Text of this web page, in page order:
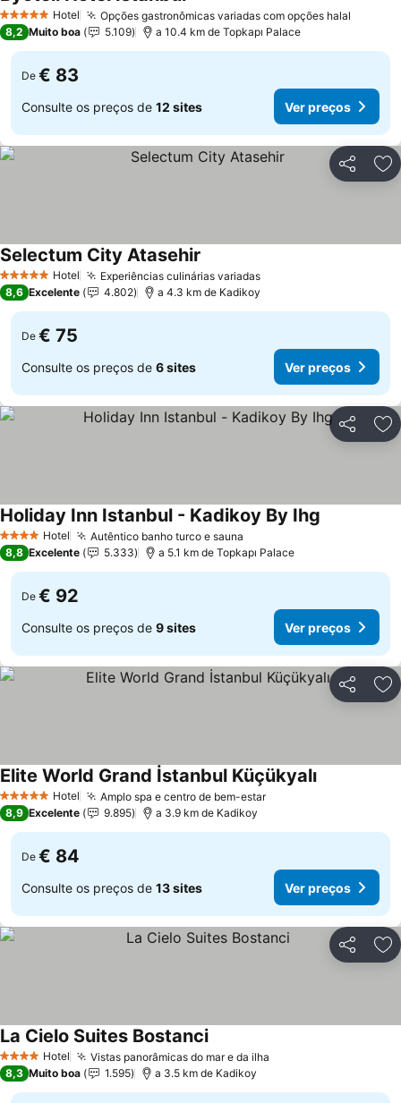
5 Estrelas Hotel Opções gastronômicas variadas com opções halal
8,2 Muito boa 5.109 a 10.4 km de Topkapı Palace
De € 83
Consulte os preços de 12 sites Ver preços
Partilhar
5 Estrelas Hotel Experiências culinárias variadas
Selectum City Atasehir
8,6 Excelente 4.802 a 4.3 km de Kadikoy
De € 75
Consulte os preços de 6 sites Ver preços
Partilhar
4 EstrelasHotel Autêntico banho turco e sauna
Holiday Inn Istanbul - Kadikoy By Ihg
8,8 Excelente 5.333 a 5.1 km de Topkapı Palace
De € 92
Consulte os preços de 9 sites Ver preços
Partilhar
5 Estrelas Hotel Amplo spa e centro de bem-estar
Elite World Grand İstanbul Küçükyalı
8,9 Excelente 9.895 a 3.9 km de Kadikoy
De € 84
Consulte os preços de 13 sites Ver preços
Partilhar
4 EstrelasHotel Vistas panorâmicas do mar e da ilha
La Cielo Suites Bostanci
8,3 Muito boa 1.595 a 3.5 km de Kadikoy